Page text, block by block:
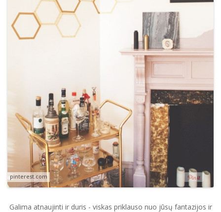
pinterest.com
Galima atnaujinti ir duris - viskas priklauso nuo jūsų fantazijos ir